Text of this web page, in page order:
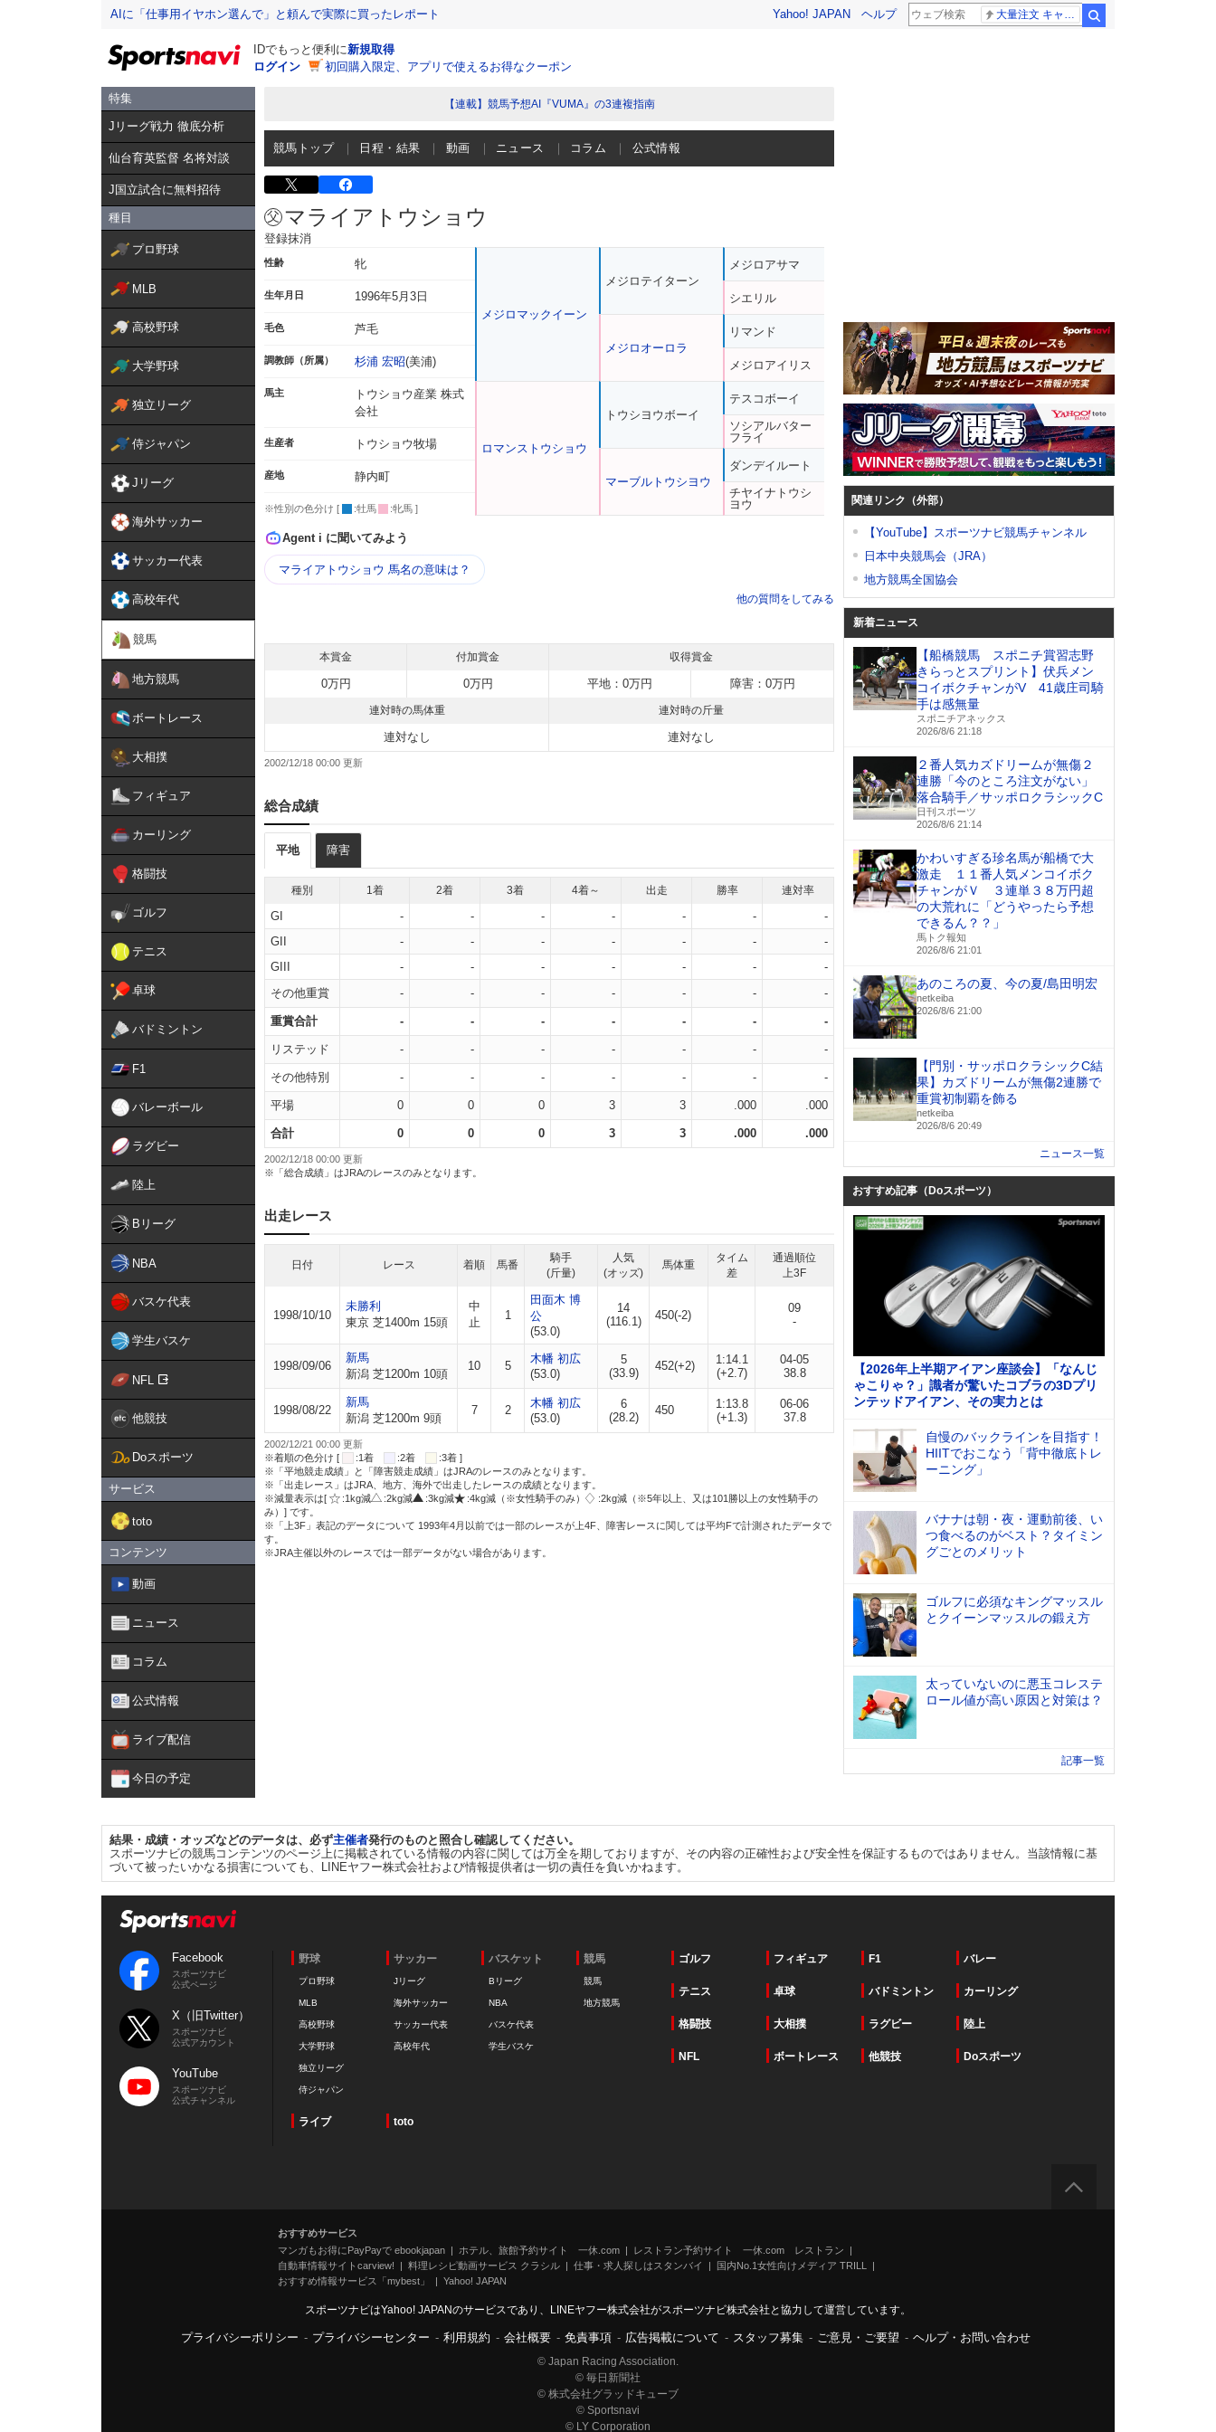
AIに「仕事用イヤホン選んで」と頼んで実際に買ったレポート Yahoo! JAPAN ヘルプ
IDでもっと便利に新規取得
ログイン
初回購入限定、アプリで使えるお得なクーポン
特集
Jリーグ戦力 徹底分析
仙台育英監督 名将対談
J国立試合に無料招待
種目
プロ野球
MLB
高校野球
大学野球
独立リーグ
侍ジャパン
Jリーグ
海外サッカー
サッカー代表
高校年代
競馬
地方競馬
ボートレース
大相撲
フィギュア
カーリング
格闘技
ゴルフ
テニス
卓球
バドミントン
F1
バレーボール
ラグビー
陸上
Bリーグ
NBA
バスケ代表
学生バスケ
NFL
他競技
Doスポーツ
サービス
toto
コンテンツ
動画
ニュース
コラム
公式情報
ライブ配信
今日の予定
【連載】競馬予想AI『VUMA』の3連複指南
競馬トップ 日程・結果 動画 ニュース コラム 公式情報
マライアトウショウ
登録抹消
性齢 牝
生年月日 1996年5月3日
毛色 芦毛
調教師（所属） 杉浦 宏昭(美浦)
馬主
トウショウ産業 株式
会社
生産者 トウショウ牧場
産地 静内町
※性別の色分け [ :牡馬 :牝馬 ]
メジロマックイーン
ロマンストウショウ
メジロテイターン
メジロオーロラ
トウシヨウボーイ
マーブルトウシヨウ
メジロアサマ
シエリル
リマンド
メジロアイリス
テスコボーイ
ソシアルバター
フライ
ダンデイルート
チヤイナトウシ
ヨウ
Agent i に聞いてみよう
マライアトウショウ 馬名の意味は？
他の質問をしてみる
本賞金 付加賞金 収得賞金
0万円 0万円 平地：0万円 障害：0万円
連対時の馬体重 連対時の斤量
連対なし 連対なし
2002/12/18 00:00
総合成績
平地 障害
種別 1着 2着 3着 4着～ 出走 勝率 連対率
GI - - - - - -
-
GII
- - - - - -
-
GIII
- - - - - -
-
その他重賞
- - - - - - -
重賞合計 - - - - - - -
リステッド - - - - - - -
その他特別 - - - - - - -
平場 0 0 0 3 3 .000 .000
合計 0 0 0 3 3 .000 .000
2002/12/18 00:00 更新
※「総合成績」はJRAのレースのみとなります。
出走レース
日付 レース 着順 馬番
騎手
(斤量)
人気
(オッズ)
馬体重
タイム
差
通過順位
上3F
1998/10/10
未勝利
東京 芝1400m 15頭
中
止
1
田面木 博
公
(53.0)
14
(116.1)
450(-2)
09
-
1998/09/06
新馬
新潟 芝1200m 10頭
10 5
木幡 初広
(53.0)
5
(33.9)
452(+2)
1:14.1
(+2.7)
04-05
38.8
1998/08/22
新馬
新潟 芝1200m 9頭
7 2
木幡 初広
(53.0)
6
(28.2)
450
1:13.8
(+1.3)
06-06
37.8
2002/12/21 00:00 更新
※着順の色分け [
:1着 :2着
:3着 ]
※「平地競走成績」と「障害競走成績」はJRAのレースのみとなります。
※「出走レース」はJRA、地方、海外で出走したレースの成績となります。
※減量表示は[
:1kg減 :2kg減 :3kg減 :4kg減（※女性騎手のみ）
:2kg減（※5年以上、又は101勝以上の女性騎手の
み）] です。
※「上3F」表記のデータについて 1993年4月以前では一部のレースが上4F、障害レースに関しては平均Fで計測されたデータで
す。
※JRA主催以外のレースでは一部データがない場合があります。
関連リンク（外部）
【YouTube】スポーツナビ競馬チャンネル
日本中央競馬会（JRA）
地方競馬全国協会
新着ニュース
【船橋競馬 スポニチ賞習志野
きらっとスプリント】伏兵メン
コイボクチャンがV 41歳庄司騎
手は感無量
スポニチアネックス
2026/8/6 21:18
２番人気カズドリームが無傷２
連勝「今のところ注文がない」
落合騎手／サッポロクラシックC
日刊スポーツ
2026/8/6 21:14
かわいすぎる珍名馬が船橋で大
激走 １１番人気メンコイボク
チャンがＶ ３連単３８万円超
の大荒れに「どうやったら予想
できるん？？」
馬トク報知
2026/8/6 21:01
あのころの夏、今の夏/島田明宏
netkeiba
2026/8/6 21:00
【門別・サッポロクラシックC結
果】カズドリームが無傷2連勝で
重賞初制覇を飾る
netkeiba
2026/8/6 20:49
ニュース一覧
おすすめ記事（Doスポーツ）
【2026年上半期アイアン座談会】「なんじ
ゃこりゃ？」識者が驚いたコブラの3Dプリ
ンテッドアイアン、その実力とは
自慢のバックラインを目指す！
HIITでおこなう「背中徹底トレ
ーニング」
バナナは朝・夜・運動前後、い
つ食べるのがベスト？タイミン
グごとのメリット
ゴルフに必須なキングマッスル
とクイーンマッスルの鍛え方
太っていないのに悪玉コレステ
ロール値が高い原因と対策は？
記事一覧
結果・成績・オッズなどのデータは、必ず主催者発行のものと照合し確認してください。
スポーツナビの競馬コンテンツのページ上に掲載されている情報の内容に関しては万全を期しておりますが、その内容の正確性および安全性を保証するものではありません。当該情報に基
づいて被ったいかなる損害についても、LINEヤフー株式会社および情報提供者は一切の責任を負いかねます。
Facebook
スポーツナビ
公式ページ
X（旧Twitter）
スポーツナビ
公式アカウント
YouTube
スポーツナビ
公式チャンネル
野球
プロ野球
MLB
高校野球
大学野球
独立リーグ
侍ジャパン
サッカー
Jリーグ
海外サッカー
サッカー代表
高校年代
バスケット
Bリーグ
NBA
バスケ代表
学生バスケ
競馬
競馬
地方競馬
ゴルフ フィギュア F1 バレー
テニス 卓球 バドミントン カーリング
格闘技 大相撲 ラグビー 陸上
NFL ボートレース 他競技 Doスポーツ
ライブ toto
おすすめサービス
マンガもお得にPayPayで ebookjapan
ホテル、旅館予約サイト 一休.com
レストラン予約サイト 一休.com レストラン
自動車情報サイトcarview!
料理レシピ動画サービス クラシル 仕事・求人探しはスタンバイ
国内No.1女性向けメディア TRILL
おすすめ情報サービス「mybest」
Yahoo! JAPAN
スポーツナビはYahoo! JAPANのサービスであり、LINEヤフー株式会社がスポーツナビ株式会社と協力して運営しています。
プライバシーポリシー - プライバシーセンター - 利用規約 - 会社概要 - 免責事項 - 広告掲載について - スタッフ募集 - ご意見・ご要望 - ヘルプ・お問い合わせ
© Japan Racing Association.
© 毎日新聞社
© 株式会社グラッドキューブ
© Sportsnavi
© LY Corporation